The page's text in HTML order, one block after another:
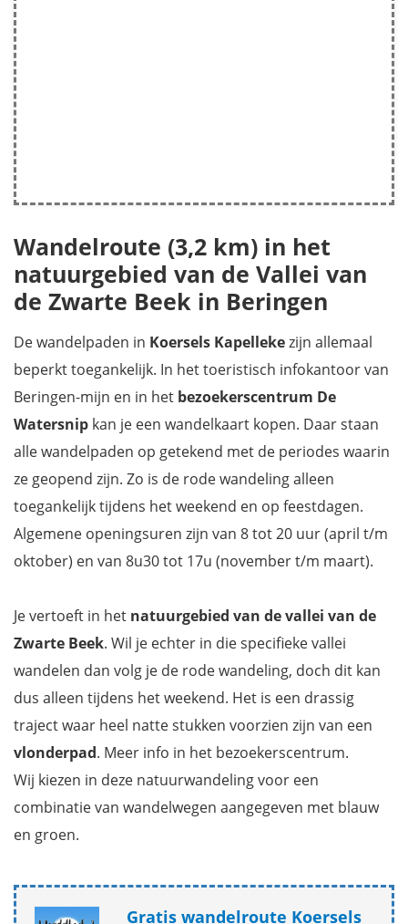
Wandelroute (3,2 km) in het
natuurgebied van de Vallei van
de Zwarte Beek in Beringen
De wandelpaden in Koersels Kapellekezijn allemaal
beperkt toegankelijk. In het toeristisch infokantoor van
Beringen-mijn en in het bezoekerscentrum De
Watersnip kan je een wandelkaart kopen. Daar staan
alle wandelpaden op getekend met de periodes waarin
ze geopend zijn. Zo is de rode wandeling alleen
toegankelijk tijdens het weekend en op feestdagen.
Algemene openingsuren zijn van 8 tot 20 uur (april t/m
oktober) en van 8u30 tot 17u (november t/m maart).
Je vertoeft in het natuurgebied van de vallei van de
Zwarte Beek. Wil je echter in die specifieke vallei
wandelen dan volg je de rode wandeling, doch dit kan
dus alleen tijdens het weekend. Het is een drassig
traject waar heel natte stukken voorzien zijn van een
vlonderpad. Meer info in het bezoekerscentrum.
Wij kiezen in deze natuurwandeling voor een
combinatie van wandelwegen aangegeven met blauw
en groen.
Gratis wandelroute Koersels